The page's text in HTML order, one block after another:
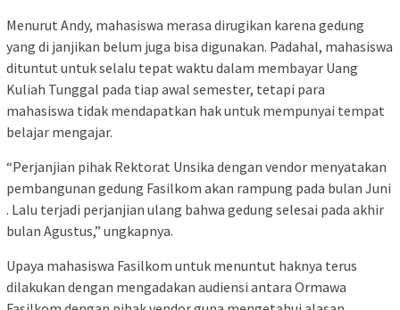
Menurut Andy, mahasiswa merasa dirugikan karena gedung
yang di janjikan belum juga bisa digunakan. Padahal, mahasiswa
dituntut untuk selalu tepat waktu dalam membayar Uang
Kuliah Tunggal pada tiap awal semester, tetapi para
mahasiswa tidak mendapatkan hak untuk mempunyai tempat
belajar mengajar.
“Perjanjian pihak Rektorat Unsika dengan vendor menyatakan
pembangunan gedung Fasilkom akan rampung pada bulan Juni
. Lalu terjadi perjanjian ulang bahwa gedung selesai pada akhir
bulan Agustus,” ungkapnya.
Upaya mahasiswa Fasilkom untuk menuntut haknya terus
dilakukan dengan mengadakan audiensi antara Ormawa